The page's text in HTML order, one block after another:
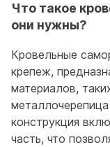
Что такое
они нужны?
Кровельные
крепеж,
материалов,
конструкция
часть, что